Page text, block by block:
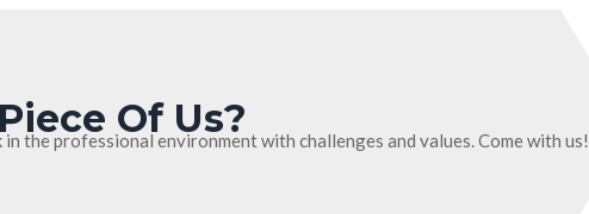
Of Us?
the professional environment with challenges and values. Come with us!